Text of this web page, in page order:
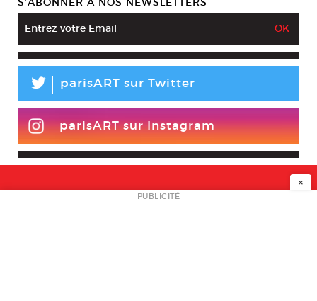
L parisART sur Twitter
parisART sur Instagram
NEWSLETTER
×
PUBLICITÉ